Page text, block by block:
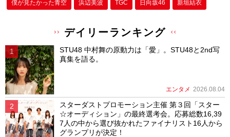
僕が⾒たかった⻘空 浜辺美波 TGC 日向坂46 新垣結衣
デイリーランキング
STU48 中村舞の原動力は「愛」。STU48と2nd写
真集を語る。
エンタメ 2026.08.04
スターダストプロモーション主催 第３回「スター
☆オーディション」の最終選考会。応募総数16,39
7人の中から選び抜かれたファイナリスト16人から
グランプリが決定！